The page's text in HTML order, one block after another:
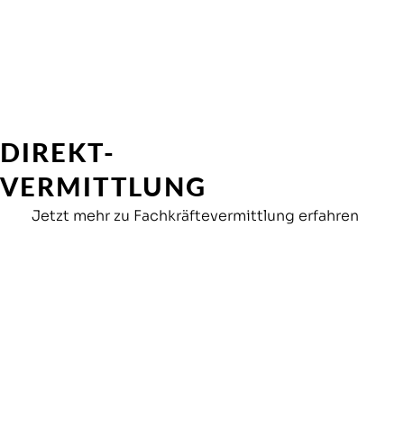
DIREKT-
VERMITTLUNG
Jetzt mehr zu Fachkräftevermittlung erfahren